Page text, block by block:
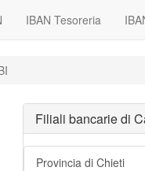
IBAN Tesoreria
Filiali bancarie di
Provincia di Chieti